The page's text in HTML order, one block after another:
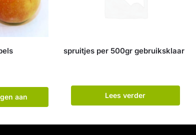
aan
spruitjes per 500gr gebruiksklaar
Lees verder